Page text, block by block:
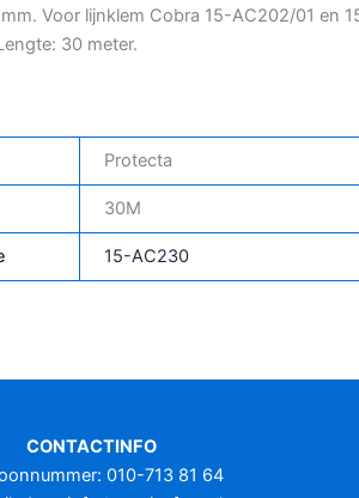
Voor lijnklem Cobra 15-AC202/01 en
30 meter.
Protecta
30M
15-AC230
CONTACTINFO
010-713 81 64